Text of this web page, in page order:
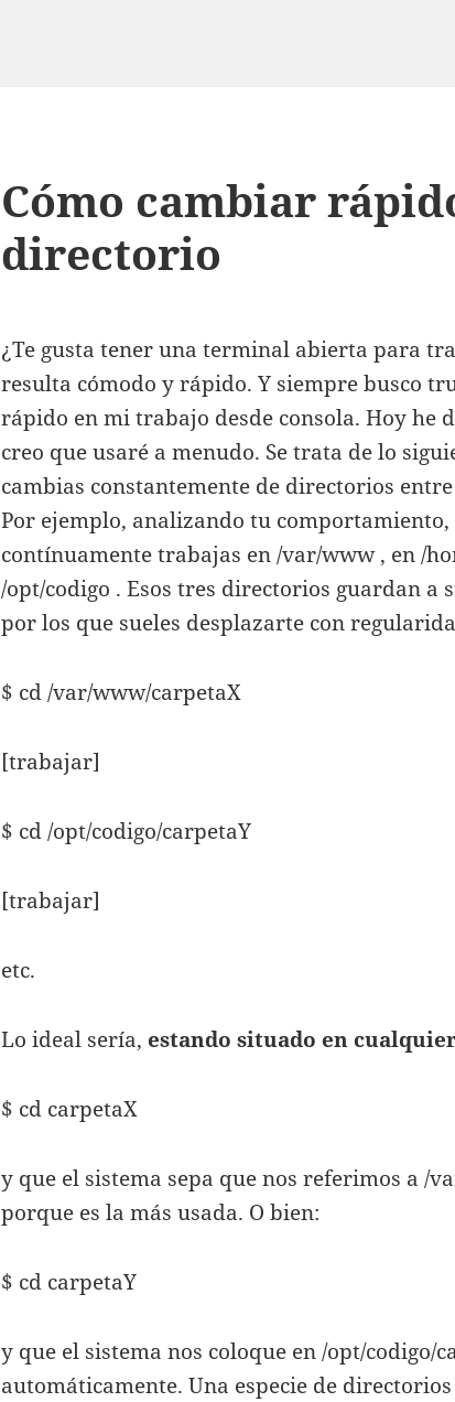
Cómo cambiar
directorio
¿Te gusta tener una terminal abierta para
resulta cómodo y rápido. Y siempre busco
rápido en mi trabajo desde consola. Hoy he
creo que usaré a menudo. Se trata de lo
cambias constantemente de directorios
Por ejemplo, analizando tu comportamiento,
contínuamente trabajas en /var/www , en /
/opt/codigo . Esos tres directorios guardan a
por los que sueles desplazarte con
$ cd /var/www/carpetaX
[trabajar]
$ cd /opt/codigo/carpetaY
[trabajar]
etc.
Lo ideal sería, estando situado en
$ cd carpetaX
y que el sistema sepa que nos referimos a /
porque es la más usada. O bien:
$ cd carpetaY
y que el sistema nos coloque en /opt/codigo/
automáticamente. Una especie de